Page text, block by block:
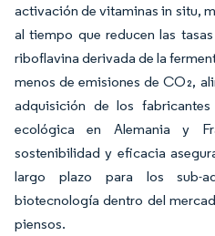
activación de vitaminas in situ,
al tiempo que reducen las
riboflavina derivada de la
menos de emisiones de CO₂,
adquisición de los
ecológica en Alemania y
sostenibilidad y eficacia
largo plazo para los sub-
biotecnología dentro del
piensos.